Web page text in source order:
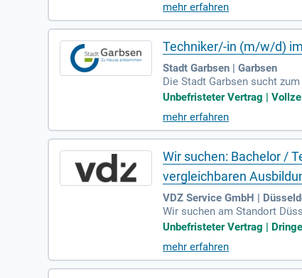
mehr erfahren
Techniker/-in (m/w/d)
Stadt Garbsen | Garbsen
Die Stadt Garbsen sucht
genbetrieb
aratur- und
men im Kanalnetz sowie
h. Zudem ist eine gültige
Unbefristeter Vertrag |
mehr erfahren
Wir suchen: Bachelor /
vergleichbaren
VDZ Service GmbH |
Wir suchen am Standort
Physik, Umweltschutz oder
rschen wir an CO₂-
htigen Transformation!
Unbefristeter Vertrag |
mehr erfahren